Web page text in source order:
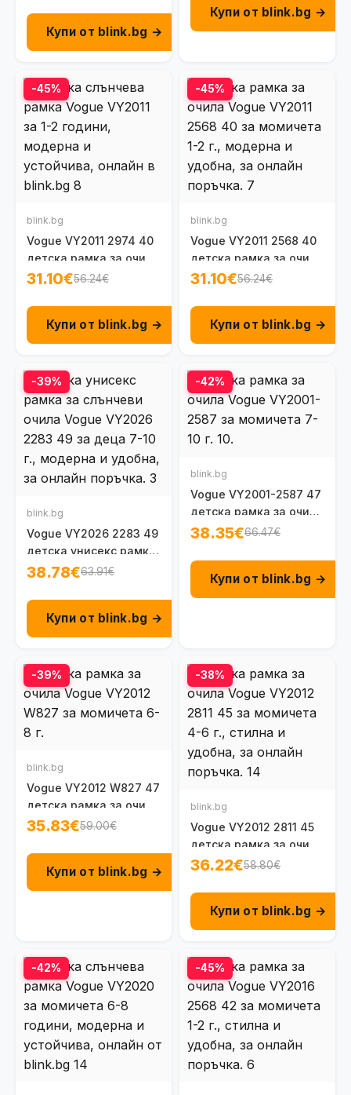
Купи от blink.bg →
Купи от blink.bg →
-45%
blink.bg
Vogue VY2011 2974 40
детска рамка за очила
за момчета 1-2 г.
31.10€56.24€
Купи от blink.bg →
-45%
blink.bg
Vogue VY2011 2568 40
детска рамка за очила
за момичета 1-2 г.
31.10€56.24€
Купи от blink.bg →
-39%
blink.bg
Vogue VY2026 2283 49
детска унисекс рамка
7 - 10 г.
38.78€63.91€
Купи от blink.bg →
-42%
blink.bg
Vogue VY2001-2587 47
детска рамка за очила
за момичета 7 - 10 г.
38.35€66.47€
Купи от blink.bg →
-39%
blink.bg
Vogue VY2012 W827 47
детска рамка за очила
за момичета 6 - 8 г.
35.83€59.00€
Купи от blink.bg →
-38%
blink.bg
Vogue VY2012 2811 45
детска рамка за очила
за момичета 4 - 6 г.
36.22€58.80€
Купи от blink.bg →
-42% -45%